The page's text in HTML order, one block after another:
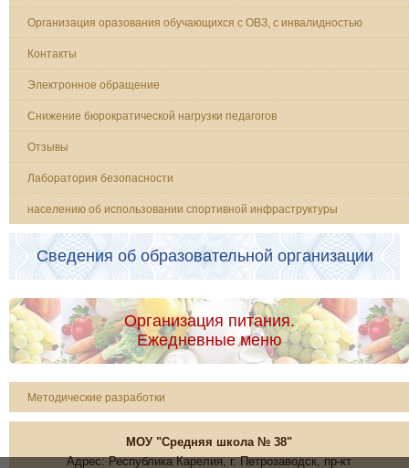
Организация оразования обучающихся с ОВЗ, с инвалидностью
Контакты
Электронное обращение
Снижение бюрократической нагрузки педагогов
Отзывы
Лаборатория безопасности
населению об использовании спортивной инфраструктуры
Сведения об образовательной организации
Организация питания.
Ежедневные меню
Методические разработки
МОУ "Средняя школа № 38"
Адрес: Республика Карелия, г. Петрозаводск, пр-кт